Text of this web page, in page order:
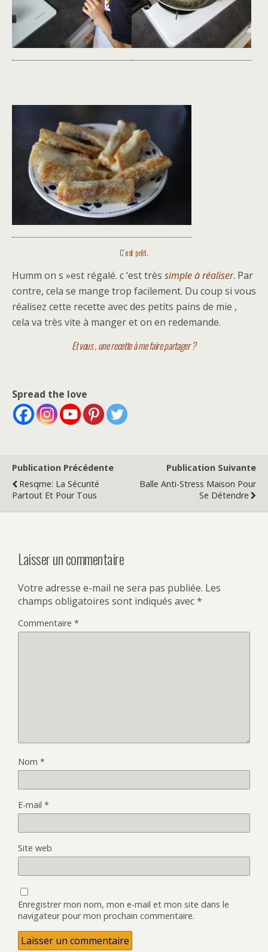
C’est prêt.
Humm on s »est régalé. c ‘est très simple à réaliser. Par
contre, cela se mange trop facilement. Du coup si vous
réalisez cette recette avec des petits pains de mie ,
cela va très vite à manger et on en redemande.
Et vous , une recette à me faire partager ?
Spread the love
Publication Précédente
Resqme: La Sécurité
Partout Et Pour Tous
Publication Suivante
Balle Anti-Stress Maison Pour
Se Détendre
Laisser un commentaire
Votre adresse e-mail ne sera pas publiée. Les
champs obligatoires sont indiqués avec*
Commentaire *
Nom *
E-mail *
Site web
Enregistrer mon nom, mon e-mail et mon site dans le
navigateur pour mon prochain commentaire.